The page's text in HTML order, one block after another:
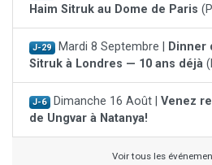
Haim Sitruk au Dome de Paris
J-29 Mardi 8 Septembre |
Dinner
Sitruk à Londres — 10 ans déjà
J-6 Dimanche 16 Août | Venez
de Ungvar à Natanya!
Voir tous les